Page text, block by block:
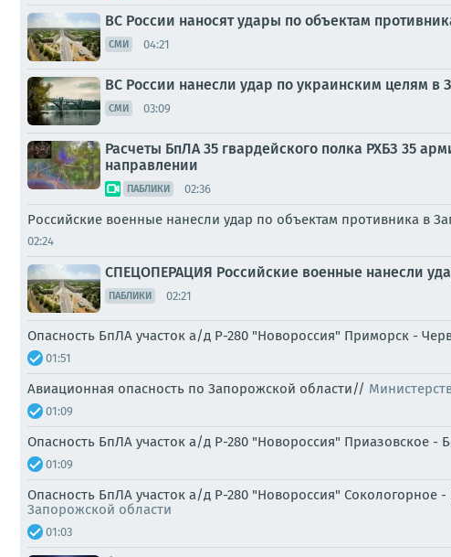
ВС России наносят удары по объектам
СМИ 04:21
ВС России нанесли удар по украинским целям в
СМИ 03:09
Расчеты БпЛА 35 гвардейского полка РХБЗ 35
направлении
ПАБЛИКИ 02:36
Российские военные нанесли удар по объектам противника в
02:24
СПЕЦОПЕРАЦИЯ Российские военные нанесли
ПАБЛИКИ 02:21
Опасность БпЛА участок а/д Р-280 "Новороссия" Приморск -
01:51
Авиационная опасность по Запорожской области//
01:09
Опасность БпЛА участок а/д Р-280 "Новороссия" Приазовское -
01:09
Опасность БпЛА участок а/д Р-280 "Новороссия"
Запорожской области
01:03